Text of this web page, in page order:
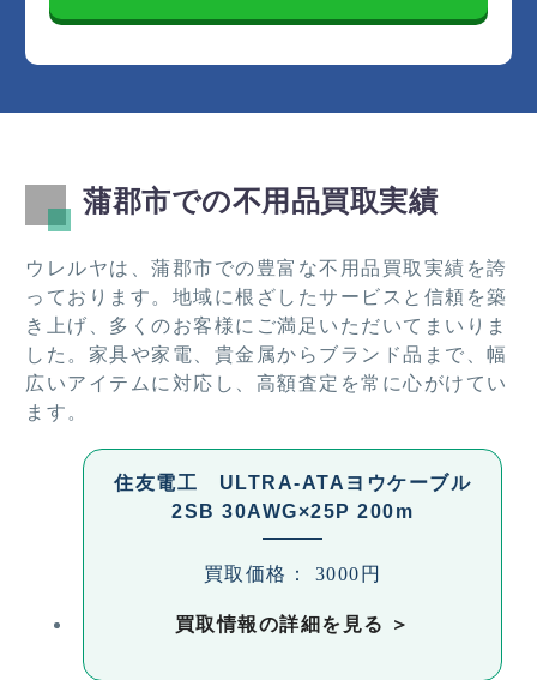
蒲郡市での不用品買取実績
ウレルヤは、蒲郡市での豊富な不用品買取実績を誇
っております。地域に根ざしたサービスと信頼を築
き上げ、多くのお客様にご満足いただいてまいりま
した。家具や家電、貴金属からブランド品まで、幅
広いアイテムに対応し、高額査定を常に心がけてい
ます。
住友電工 ULTRA-ATAヨウケーブル
2SB 30AWG×25P 200m
買取価格： 3000円
買取情報の詳細を見る